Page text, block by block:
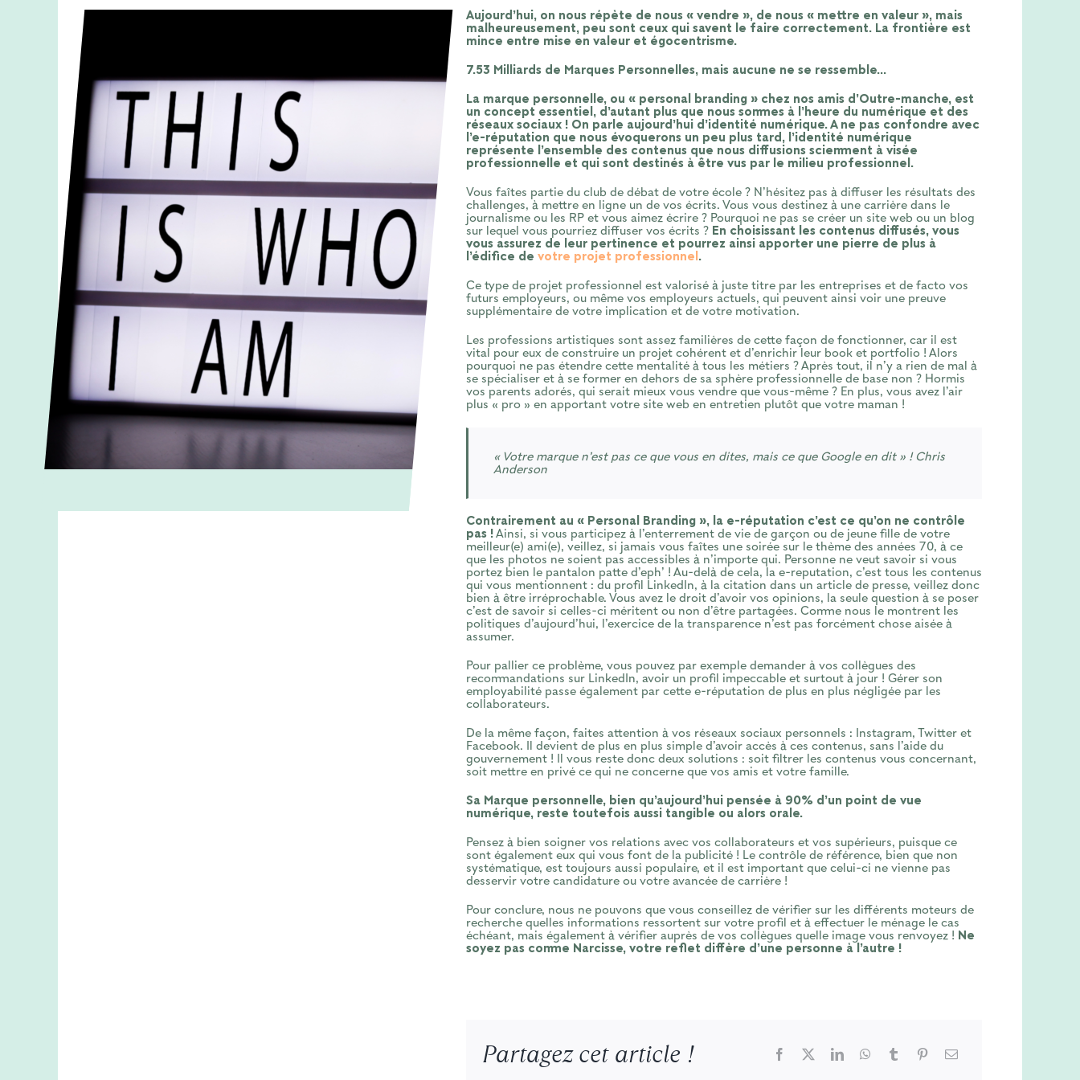
Aujourd’hui, on nous répète de nous « vendre », de nous « mettre en valeur », mais
malheureusement, peu sont ceux qui savent le faire correctement. La frontière est
mince entre mise en valeur et égocentrisme.
7.53 Milliards de Marques Personnelles, mais aucune ne se ressemble…
La marque personnelle, ou « personal branding » chez nos amis d’Outre-manche, est
un concept essentiel, d’autant plus que nous sommes à l’heure du numérique et des
réseaux sociaux ! On parle aujourd’hui d’identité numérique. A ne pas confondre avec
l’e-réputation que nous évoquerons un peu plus tard, l’identité numérique
représente l’ensemble des contenus que nous diffusions sciemment à visée
professionnelle et qui sont destinés à être vus par le milieu professionnel.
Vous faîtes partie du club de débat de votre école ? N’hésitez pas à diffuser les résultats des
challenges, à mettre en ligne un de vos écrits. Vous vous destinez à une carrière dans le
journalisme ou les RP et vous aimez écrire ? Pourquoi ne pas se créer un site web ou un blog
sur lequel vous pourriez diffuser vos écrits ? En choisissant les contenus diffusés, vous
vous assurez de leur pertinence et pourrez ainsi apporter une pierre de plus à
l’édifice de votre projet professionnel .
Ce type de projet professionnel est valorisé à juste titre par les entreprises et de facto vos
futurs employeurs, ou même vos employeurs actuels, qui peuvent ainsi voir une preuve
supplémentaire de votre implication et de votre motivation.
Les professions artistiques sont assez familières de cette façon de fonctionner, car il est
vital pour eux de construire un projet cohérent et d’enrichir leur book et portfolio ! Alors
pourquoi ne pas étendre cette mentalité à tous les métiers ? Après tout, il n’y a rien de mal à
se spécialiser et à se former en dehors de sa sphère professionnelle de base non ? Hormis
vos parents adorés, qui serait mieux vous vendre que vous-même ? En plus, vous avez l’air
plus « pro » en apportant votre site web en entretien plutôt que votre maman !
« Votre marque n’est pas ce que vous en dites, mais ce que Google en dit » ! Chris
Anderson
Contrairement au « Personal Branding », la e-réputation c’est ce qu’on ne contrôle
pas !Ainsi, si vous participez à l’enterrement de vie de garçon ou de jeune fille de votre
meilleur(e) ami(e), veillez, si jamais vous faîtes une soirée sur le thème des années 70, à ce
que les photos ne soient pas accessibles à n’importe qui. Personne ne veut savoir si vous
portez bien le pantalon patte d’eph’ ! Au-delà de cela, la e-reputation, c’est tous les contenus
qui vous mentionnent : du profil LinkedIn, à la citation dans un article de presse, veillez donc
bien à être irréprochable. Vous avez le droit d’avoir vos opinions, la seule question à se poser
c’est de savoir si celles-ci méritent ou non d’être partagées. Comme nous le montrent les
politiques d’aujourd’hui, l’exercice de la transparence n’est pas forcément chose aisée à
assumer.
Pour pallier ce problème, vous pouvez par exemple demander à vos collègues des
recommandations sur LinkedIn, avoir un profil impeccable et surtout à jour ! Gérer son
employabilité passe également par cette e-réputation de plus en plus négligée par les
collaborateurs.
De la même façon, faites attention à vos réseaux sociaux personnels : Instagram, Twitter et
Facebook. Il devient de plus en plus simple d’avoir accès à ces contenus, sans l’aide du
gouvernement ! Il vous reste donc deux solutions : soit filtrer les contenus vous concernant,
soit mettre en privé ce qui ne concerne que vos amis et votre famille.
Sa Marque personnelle, bien qu’aujourd’hui pensée à 90% d’un point de vue
numérique, reste toutefois aussi tangible ou alors orale.
Pensez à bien soigner vos relations avec vos collaborateurs et vos supérieurs, puisque ce
sont également eux qui vous font de la publicité ! Le contrôle de référence, bien que non
systématique, est toujours aussi populaire, et il est important que celui-ci ne vienne pas
desservir votre candidature ou votre avancée de carrière !
Pour conclure, nous ne pouvons que vous conseillez de vérifier sur les différents moteurs de
recherche quelles informations ressortent sur votre profil et à effectuer le ménage le cas
échéant, mais également à vérifier auprès de vos collègues quelle image vous renvoyez ! Ne
soyez pas comme Narcisse, votre reflet diffère d’une personne à l’autre !
Partagez cet article !